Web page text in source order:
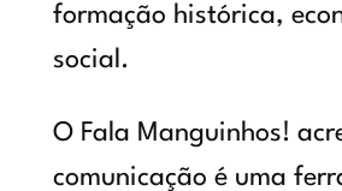
formação histórica,
social.
O Fala Manguinhos!
comunicação é uma